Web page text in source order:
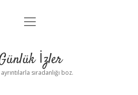
Anasayfa
Yasal Uyarı
menüyü
İzler
sıradanlığı boz.